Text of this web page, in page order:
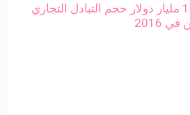
وزير الصناعة: 11 مليار دولار حجم التبادل التجاري
2016